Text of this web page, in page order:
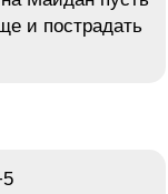
и пострадать